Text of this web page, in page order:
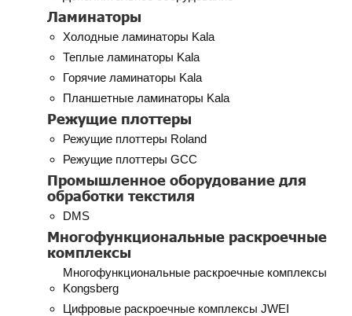
Ламинаторы
Холодные ламинаторы Kala
Теплые ламинаторы Kala
Горячие ламинаторы Kala
Планшетные ламинаторы Kala
Режущие плоттеры
Режущие плоттеры Roland
Режущие плоттеры GCC
Промышленное оборудование для
обработки текстиля
DMS
Многофункциональные раскроечные
комплексы
Многофункциональные раскроечные комплексы
Kongsberg
Цифровые раскроечные комплексы JWEI